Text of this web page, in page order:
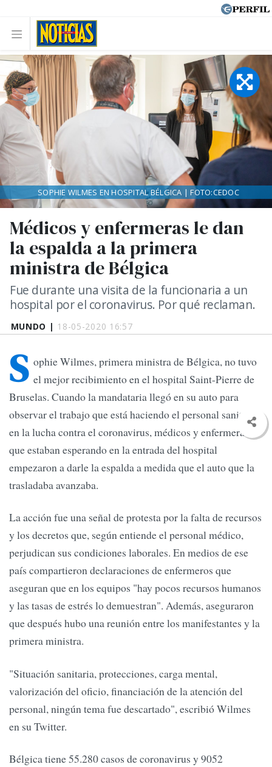
MUNDO | 18-05-2020 16:57
Médicos y enfermeras le dan
la espalda a la primera
ministra de Bélgica
Fue durante una visita de la funcionaria a un
hospital por el coronavirus. Por qué reclaman.
SOPHIE WILMES EN HOSPITAL BÉLGICA | FOTO:CEDOC
S ophie Wilmes, primera ministra de Bélgica, no tuvo
el mejor recibimiento en el hospital Saint-Pierre de
Bruselas. Cuando la mandataria llegó en su auto para
observar el trabajo que está haciendo el personal sanitario
en la lucha contra el coronavirus, médicos y enfermeras
que estaban esperando en la entrada del hospital
empezaron a darle la espalda a medida que el auto que la
trasladaba avanzaba.
La acción fue una señal de protesta por la falta de recursos
y los decretos que, según entiende el personal médico,
perjudican sus condiciones laborales. En medios de ese
país compartieron declaraciones de enfermeros que
aseguran que en los equipos "hay pocos recursos humanos
y las tasas de estrés lo demuestran". Además, aseguraron
que después hubo una reunión entre los manifestantes y la
primera ministra.
"Situación sanitaria, protecciones, carga mental,
valorización del oficio, financiación de la atención del
personal, ningún tema fue descartado", escribió Wilmes
en su Twitter.
Bélgica tiene 55.280 casos de coronavirus y 9052